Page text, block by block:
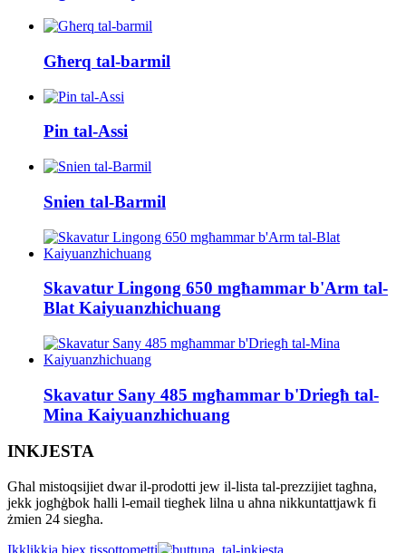
Għerq tal-barmil
Pin tal-Assi
Snien tal-Barmil
Skavatur Lingong 650 mgħammar b'Arm tal-
Blat Kaiyuanzhichuang
Skavatur Sany 485 mgħammar b'Driegħ tal-
Mina Kaiyuanzhichuang
INKJESTA
Għal mistoqsijiet dwar il-prodotti jew il-lista tal-prezzijiet tagħna,
jekk jogħġbok ħalli l-email tiegħek lilna u aħna nikkuntattjawk fi
żmien 24 siegħa.